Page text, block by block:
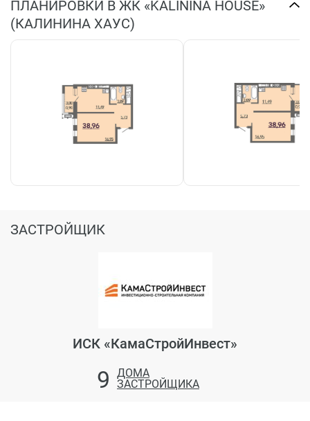
ПЛАНИРОВКИ В ЖК «KALININA HOUSE»
(КАЛИНИНА ХАУС)
ЗАСТРОЙЩИК
ИСК «КамаСтройИнвест»
9
ДОМА
ЗАСТРОЙЩИКА